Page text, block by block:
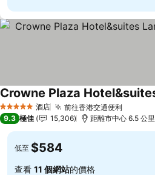
5 星級 酒店 前往香港交通便利
9.3 極佳 15,306 距離市中心 6.5 公里
低至 $584
查看 11 個網站的價格